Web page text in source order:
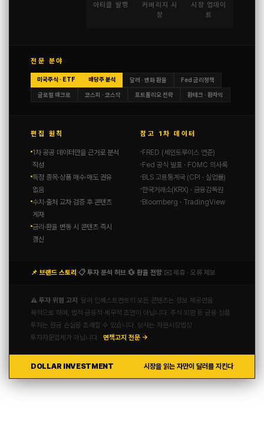
아티클 발행
커버리지 시
장
시장 업데이
트
전문 분야
미국주식 · ETF 배당주 분석 달러 · 엔화 환율 Fed 금리정책
글로벌 매크로 코스피 · 코스닥 포트폴리오 전략 환테크 · 환차익
편집 원칙
1차 공공 데이터만을 근거로 분석
작성
특정 종목·상품 매수·매도 권유
없음
수치·출처 교차 검증 후 콘텐츠
게재
금리·환율 변동 시 콘텐츠 즉시
갱신
참고 1차 데이터
FRED (세인트루이스 연준)
Fed 공식 발표 · FOMC 의사록
BLS 고용통계국 (CPI · 실업률)
한국거래소(KRX) · 금융감독원
Bloomberg · TradingView
📌 브랜드 스토리 📋 투자 분석 허브 💱 환율 전망 ✉️ 제휴 · 오류 제보
⚠️ 투자 위험 고지
달러 인베스트먼트의 모든 콘텐츠는 정보 제공만을
목적으로 하며, 법적·금융적·세무적 조언이 아닙니다. 주식·외환 등 금융 상품
투자는 원금 손실을 초래할 수 있습니다. 당사는 자본시장법상
투자자문업체가 아닙니다. 면책고지 전문 →
DOLLAR INVESTMENT 시장을 읽는 자만이 달러를 지킨다